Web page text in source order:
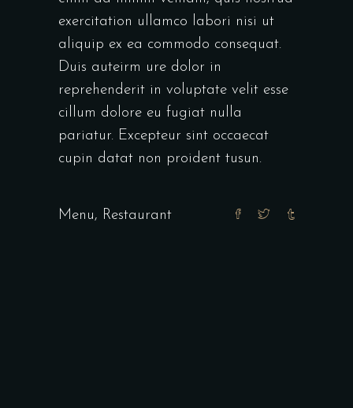
exercitation ullamco labori nisi ut
aliquip ex ea commodo consequat.
Duis auteirm ure dolor in
reprehenderit in voluptate velit esse
cillum dolore eu fugiat nulla
pariatur. Excepteur sint occaecat
cupin datat non proident tusun.
Menu, Restaurant